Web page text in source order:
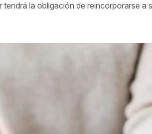
la obligación de reincorporarse a